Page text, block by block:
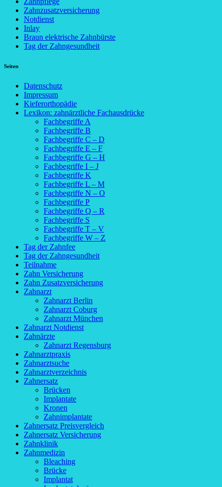
Zahnzusatzversicherung
Notdienst
Inlay
Braun elektrische Zahnbürste
Tag der Zahngesundheit
Seiten
Datenschutz
Impressum
Kieferorthopädie
Lexikon: zahnärztliche Fachausdrücke
Fachbegriffe A
Fachbegriffe B
Fachbegriffe C – D
Fachbegriffe E – F
Fachbegriffe G – H
Fachbegriffe I – J
Fachbegriffe K
Fachbegriffe L – M
Fachbegriffe N – O
Fachbegriffe P
Fachbegriffe Q – R
Fachbegriffe S
Fachbegriffe T – V
Fachbegriffe W – Z
Tag der Zahnfee
Tag der Zahngesundheit
Teilnahme
Zahn Versicherung
Zahn Zusatzversicherung
Zahnarzt
Zahnarzt Berlin
Zahnarzt Coburg
Zahnarzt München
Zahnarzt Notdienst
Zahnärzte
Zahnarzt Regensburg
Zahnarztpraxis
Zahnarztsuche
Zahnarztverzeichnis
Zahnersatz
Brücken
Implantate
Kronen
Zahnimplantate
Zahnersatz Preisvergleich
Zahnersatz Versicherung
Zahnklinik
Zahnmedizin
Bleaching
Brücke
Implantat